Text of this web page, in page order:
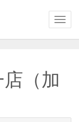
（加